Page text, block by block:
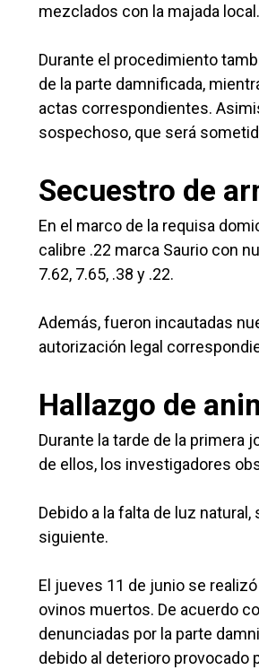
mezclados con la majada
Durante el procedimiento
de la parte damnificada,
actas correspondientes.
sospechoso, que será
Secuestro de
En el marco de la requisa
calibre .22 marca Saurio con
7.62, 7.65, .38 y .22.
Además, fueron incautadas
autorización legal
Hallazgo de
Durante la tarde de la primera
de ellos, los investigadores
Debido a la falta de luz
siguiente.
El jueves 11 de junio se
ovinos muertos. De acuerdo
denunciadas por la parte
debido al deterioro provocado